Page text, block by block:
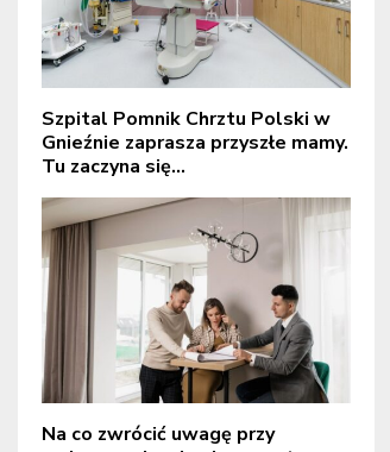
Szpital Pomnik Chrztu Polski w
Gnieźnie zaprasza przyszłe mamy.
Tu zaczyna się...
Na co zwrócić uwagę przy